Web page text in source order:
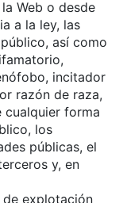
Web o desde
a la ley, las
así como
incitador
razón de raza,
cualquier forma
los
públicas, el
y, en
explotación